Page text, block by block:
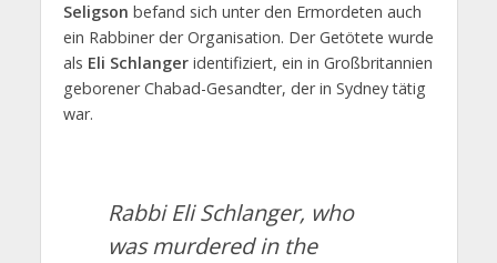
Seligson befand sich unter den Ermordeten auch
ein Rabbiner der Organisation. Der Getötete wurde
als Eli Schlangeridentifiziert, ein in Großbritannien
geborener Chabad-Gesandter, der in Sydney tätig
war.
Rabbi Eli Schlanger, who
was murdered in the